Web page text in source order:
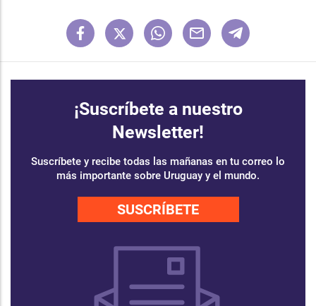
¡Suscríbete a nuestro
Newsletter!
Suscríbete y recibe todas las mañanas en tu correo lo
más importante sobre Uruguay y el mundo.
SUSCRÍBETE